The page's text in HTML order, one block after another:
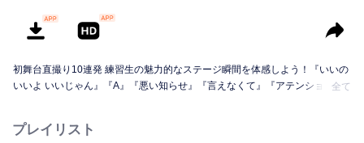
初舞台直撮り10連発 練習生の魅力的なステージ瞬間を体感しよう！『いいの
いいよ いいじゃん』『A』『悪い知らせ』『言えなくて』『アテンション』
全て
プレイリスト